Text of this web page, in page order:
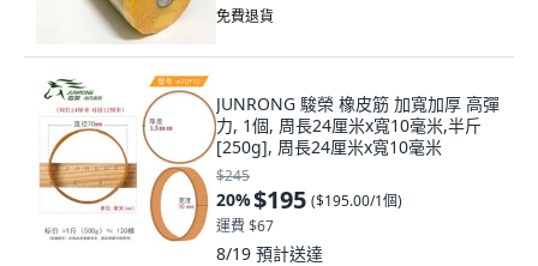
免費退貨
JUNRONG 駿榮 橡皮筋 加寬加厚 高彈
力, 1個, 周長24厘米x寬10毫米,半斤
[250g], 周長24厘米x寬10毫米
$245
20%$195 ($195.00/1個)
運費 $67
8/19 預計送達